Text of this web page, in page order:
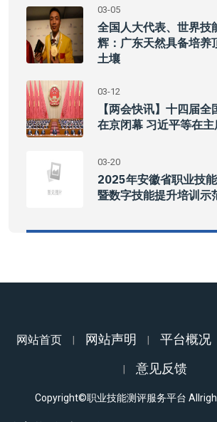
03-05
全国人大代表、世界技
辉：广东天然具备培养
土壤
03-12
【两会快讯】十四届
在京闭幕 习近平等在
03-20
2025年安徽省职业技
暨数字技能提升培训示
网站首页 网站声明 平台概况
意见反馈
Copyright©职业技能测评服务平台